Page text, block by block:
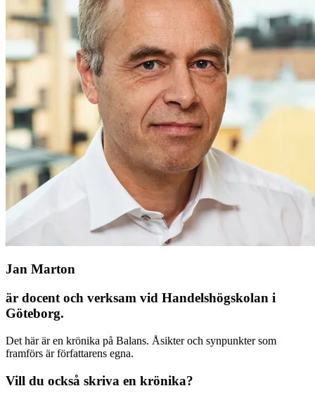
Jan Marton
är docent och verksam vid Handels­högskolan i
Göteborg.
Det här är en krönika på Balans. Åsikter och synpunkter som
framförs är författarens egna.
Vill du också skriva en krönika?